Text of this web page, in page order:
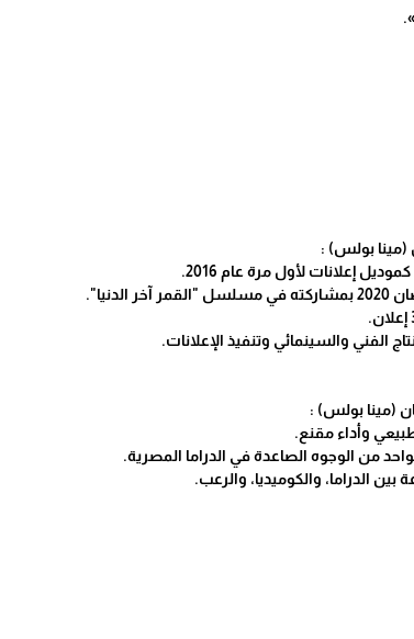
(مينا بولس) :
(مينا بولس) :